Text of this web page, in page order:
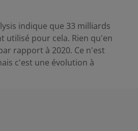
indique que 33 milliards
utilisé pour cela. Rien qu'en
rapport à 2020. Ce n'est
c'est une évolution à